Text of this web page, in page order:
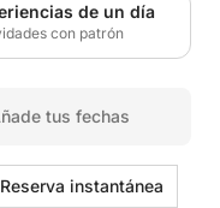
de un día
con patrón
tus fechas
Reserva instantánea